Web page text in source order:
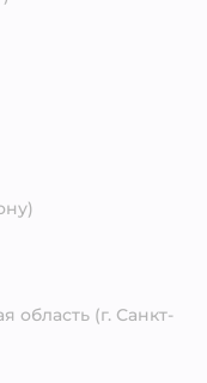
область (г. Санкт-